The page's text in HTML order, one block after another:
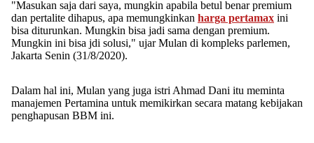
"Masukan saja dari saya, mungkin apabila betul benar premium
dan pertalite dihapus, apa memungkinkan harga pertamax ini
bisa diturunkan. Mungkin bisa jadi sama dengan premium.
Mungkin ini bisa jdi solusi," ujar Mulan di kompleks parlemen,
Jakarta Senin (31/8/2020).
Dalam hal ini, Mulan yang juga istri Ahmad Dani itu meminta
manajemen Pertamina untuk memikirkan secara matang kebijakan
penghapusan BBM ini.